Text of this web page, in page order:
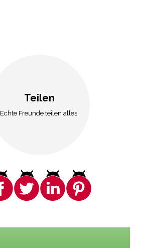
Teilen
Echte Freunde teilen alles.